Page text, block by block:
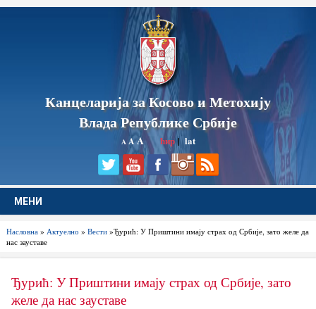
Канцеларија за Косово и Метохију
Влада Републике Србије
A AA ћир|lat
МЕНИ
Насловна» Актуелно » Вести»Ђурић: У Приштини имају страх од Србије, зато желе да
нас зауставе
Ђурић: У Приштини имају страх од Србије, зато
желе да нас зауставе